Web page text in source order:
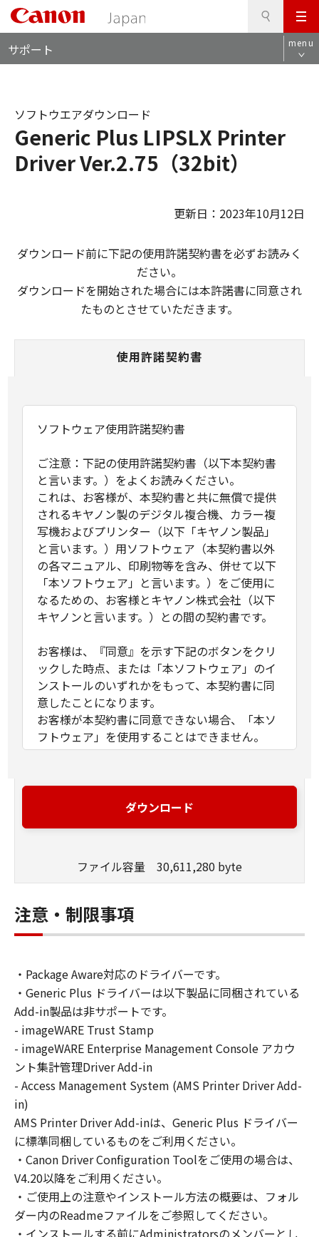
メ
ニ
ュ
サポート menu
Generic Plus LIPSLX Printer
Driver Ver.2.75（32bit）
ソフトウエアダウンロード
更新日：2023年10月12日
ダウンロード前に下記の使用許諾契約書を必ずお読みく
ださい。
ダウンロードを開始された場合には本許諾書に同意され
たものとさせていただきます。
使用許諾契約書
ソフトウェア使用許諾契約書
ご注意：下記の使用許諾契約書（以下本契約書
と言います。）をよくお読みください。
これは、お客様が、本契約書と共に無償で提供
されるキヤノン製のデジタル複合機、カラー複
写機およびプリンター（以下「キヤノン製品」
と言います。）用ソフトウェア（本契約書以外
の各マニュアル、印刷物等を含み、併せて以下
「本ソフトウェア」と言います。）をご使用に
なるための、お客様とキヤノン株式会社（以下
キヤノンと言います。）との間の契約書です。
お客様は、『同意』を示す下記のボタンをクリ
ックした時点、または「本ソフトウェア」のイ
ンストールのいずれかをもって、本契約書に同
意したことになります。
お客様が本契約書に同意できない場合、「本ソ
フトウェア」を使用することはできません。
(1) キヤノンは、お客様が「キヤノン製品」を利
用する目的のために、「キヤノン製品」に直接
（本契約書においては、「本ソフトウェア」を
ること、またはコンピューターにおいて表示す
ること、アクセスすること、もしくは実行する
ことのいずれも含むものとします。）するため
お客様は、また「指定機器」にネットワークを
通じて接続されたコンピューター上で、かかる
コンピューターの使用者に対して「本ソフトウ
ェア」を使用させることができますが、かかる
コンピューターの使用者に本契約書上の義務お
よび条件を遵守させるとともに、その履行に関
し全責任を負うことを条件とします。
(2) お客様は、上記(1)に基づいて「本ソフトウ
「本ソフトウェア」を１部、複製することがで
きます。
(3) 上記(1)および(2)に定める場合を除き、キヤ
ノンまたはキヤノンのライセンサーのいかなる
知的財産権も、明示たると黙示たるとを問わ
ず、本契約書によってお客様に譲渡あるいは許
諾されるものではありません。
ダウンロード
ファイル容量 30,611,280 byte
注意・制限事項
・Package Aware対応のドライバーです。
・Generic Plus ドライバーは以下製品に同梱されている
Add-in製品は非サポートです。
- imageWARE Trust Stamp
- imageWARE Enterprise Management Console アカウ
ント集計管理Driver Add-in
- Access Management System (AMS Printer Driver Add-
in)
AMS Printer Driver Add-inは、Generic Plus ドライバー
に標準同梱しているものをご利用ください。
・Canon Driver Configuration Toolをご使用の場合は、
V4.20以降をご利用ください。
・ご使用上の注意やインストール方法の概要は、フォル
ダー内のReadmeファイルをご参照してください。
・インストールする前にAdministratorsのメンバーとし